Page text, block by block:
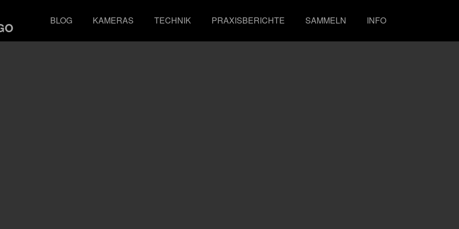
BLOG KAMERAS TECHNIK PRAXISBERICHTE SAMMELN INFO